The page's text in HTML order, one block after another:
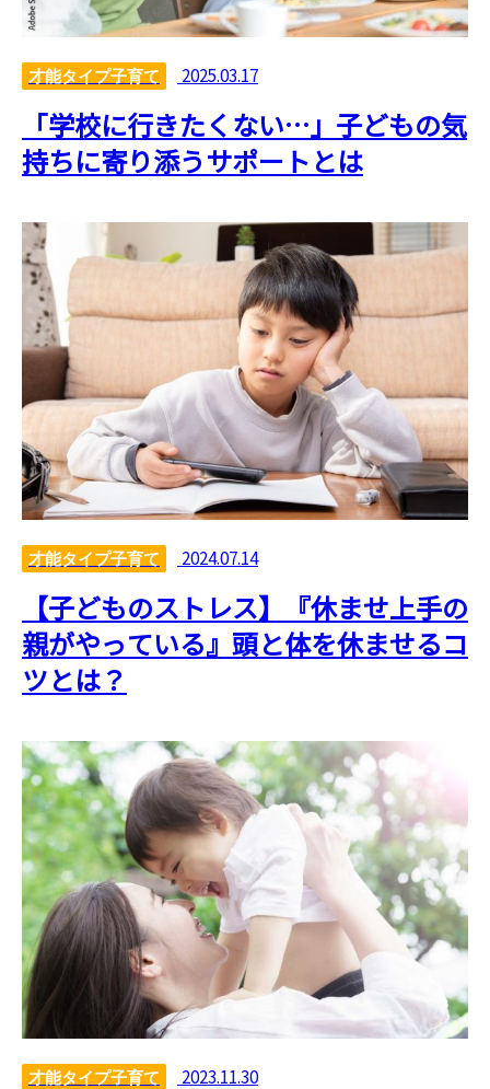
才能タイプ子育て 2025.03.17
「学校に行きたくない…」子どもの気
持ちに寄り添うサポートとは
才能タイプ子育て 2024.07.14
【子どものストレス】『休ませ上手の
親がやっている』頭と体を休ませるコ
ツとは？
才能タイプ子育て 2023.11.30